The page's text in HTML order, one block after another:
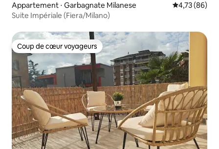
Appartement ⋅ Garbagnate Milanese Évaluation
4,73 (86)
Suite Impériale (Fiera/Milano)
Coup de cœur voyageurs
Coup de cœur voyageurs